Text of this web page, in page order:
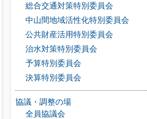
総合交通対策特別委員会
中山間地域活性化特別委員会
公共財産活用特別委員会
治水対策特別委員会
予算特別委員会
決算特別委員会
協議・調整の場
全員協議会